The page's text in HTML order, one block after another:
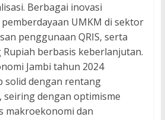
Berbagai inovasi
UMKM di sektor
penggunaan QRIS, serta
berbasis keberlanjutan.
Jambi tahun 2024
solid dengan rentang
seiring dengan optimisme
makroekonomi dan